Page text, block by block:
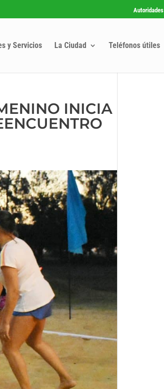
Autoridades
y Servicios La Ciudad Teléfonos útiles
INICIA